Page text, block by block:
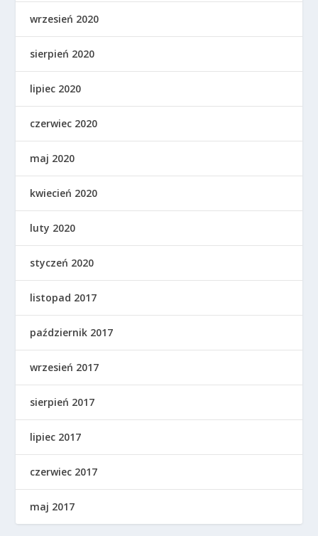
wrzesień 2020
sierpień 2020
lipiec 2020
czerwiec 2020
maj 2020
kwiecień 2020
luty 2020
styczeń 2020
listopad 2017
październik 2017
wrzesień 2017
sierpień 2017
lipiec 2017
czerwiec 2017
maj 2017